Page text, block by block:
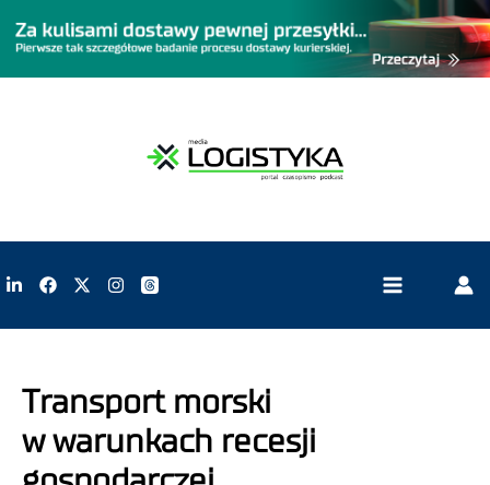
Transport morski
w warunkach recesji